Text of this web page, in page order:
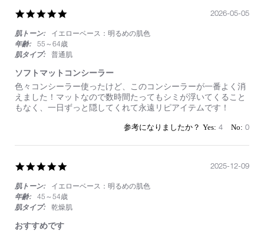
rating
肌トーン:
イエローベース：明るめの肌色
年齢:
55～64歳
肌タイプ:
普通肌
ソフトマットコンシーラー
Review
by
on
review
stating
ソ
ッ
コ
シ
ー
ラ
色々コンシーラー使ったけど、このコンシーラーが一番よく消
えました！マットなので数時間たってもシミが浮いてくること
もなく、一日ずっと隠してくれて永遠リピアイテムです！
2026-05-05
4 0
rating
肌トーン:
イエローベース：明るめの肌色
年齢:
45～54歳
肌タイプ:
乾燥肌
おすすめです
2025-12-09